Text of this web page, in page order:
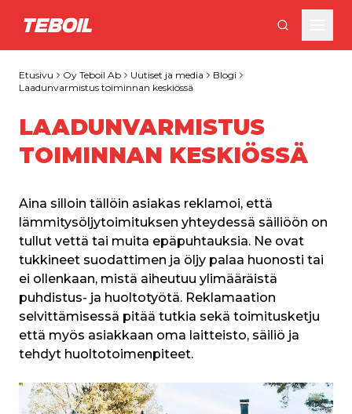
Siirry pääsisältöön
Etusivu Oy Teboil Ab Uutiset ja media
Blogi
Laadunvarmistus toiminnan keskiössä
LAADUNVARMISTUS
TOIMINNAN KESKIÖSSÄ
Aina silloin tällöin asiakas reklamoi, että
lämmitysöljytoimituksen yhteydessä säiliöön on
tullut vettä tai muita epäpuhtauksia. Ne ovat
tukkineet suodattimen ja öljy palaa huonosti tai
ei ollenkaan, mistä aiheutuu ylimääräistä
puhdistus- ja huoltotyötä. Reklamaation
selvittämisessä pitää tutkia sekä toimitusketju
että myös asiakkaan oma laitteisto, säiliö ja
tehdyt huoltotoimenpiteet.